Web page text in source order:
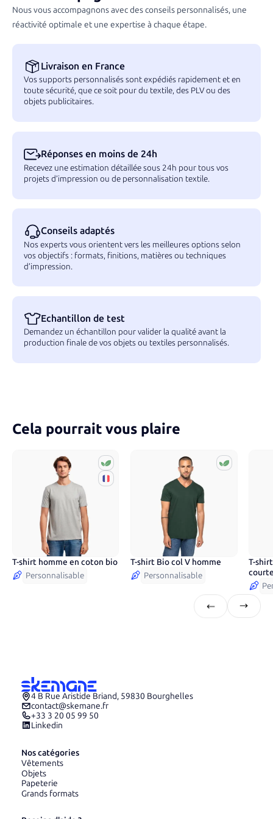
Nous vous accompagnons avec des conseils personnalisés, une
réactivité optimale et une expertise à chaque étape.
Livraison en France
Vos supports personnalisés sont expédiés rapidement et en
toute sécurité, que ce soit pour du textile, des PLV ou des
objets publicitaires.
Réponses en moins de 24h
Recevez une estimation détaillée sous 24h pour tous vos
projets d’impression ou de personnalisation textile.
Conseils adaptés
Nos experts vous orientent vers les meilleures options selon
vos objectifs : formats, finitions, matières ou techniques
d’impression.
Echantillon de test
Demandez un échantillon pour valider la qualité avant la
production finale de vos objets ou textiles personnalisés.
Cela pourrait vous plaire
10couleurs
T-shirt homme en coton bio
Personnalisable
13couleurs
T-shirt Bio col V homme
Personnalisable
6
T-
4 B Rue Aristide Briand, 59830 Bourghelles
contact@skemane.fr
+33 3 20 05 99 50
Linkedin
Nos catégories
Vêtements
Objets
Papeterie
Grands formats